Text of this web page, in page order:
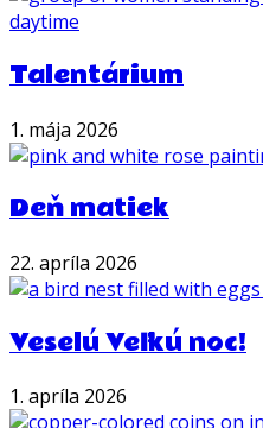
Talentárium
1. mája 2026
Deň matiek
22. apríla 2026
Veselú Veľkú noc!
1. apríla 2026